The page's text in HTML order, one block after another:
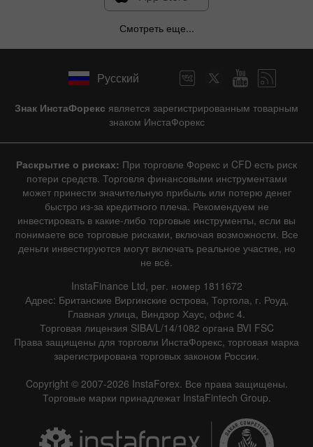
Смотреть еще...
Русский
Знак ИнстаФорекс является зарегистрированным товарным
знаком ИнстаФорекс
Раскрытие о рисках: При торговле Форекс и CFD есть риск
потери средств. Торговля финансовыми инструментами
может принести значительную прибыль или потерю денег
быстро из-за кредитного плеча. Рекомендуем не
инвестировать в какие-либо торговые инструменты, если вы
понимаете все торговые рисками, включая возможности. Все
деньги инвестируются могут включать реальное участие, но
не всё.
InstaFinance Ltd, рег. номер 1811672
Адрес: Британские Виргинские острова, Тортола, г. Роуд,
Главная улица, Виндзор Хаус, офис 4.
Торговая лицензия SIBA/L/14/1082 органа BVI FSC
Права защищены для торговли ИнстаФорекс, торговая марка
зарегистрирована торговых законом России.
Copyright © 2007-2026 InstaForex. Все права защищены.
Торговые марки принадлежат InstaFintech Group.